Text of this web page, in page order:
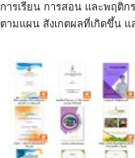
การเรียน การสอน และพฤติ
ตามแผน สังเกตผลที่เกิดขึ้น